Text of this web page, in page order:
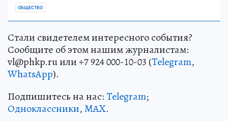
ОБЩЕСТВО
Стали свидетелем интересного события?
Сообщите об этом нашим журналистам:
vl@phkp.ru или +7 924 000-10-03 (Telegram,
WhatsApp).
Подпишитесь на нас:Telegram;
Одноклассники,MAX.